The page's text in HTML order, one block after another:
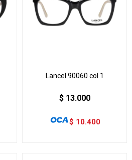
Lancel 90060 col 1
$ 13.000
$ 10.400